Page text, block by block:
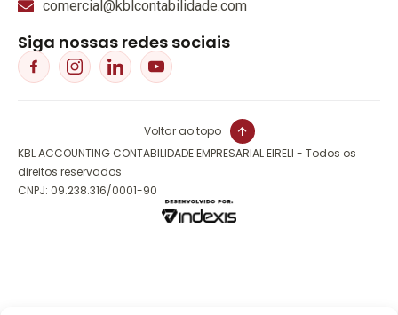
comercial@kblcontabilidade.com
Siga nossas redes sociais
KBL ACCOUNTING CONTABILIDADE EMPRESARIAL EIRELI - Todos os
direitos reservados
CNPJ: 09.238.316/0001-90
Voltar ao topo